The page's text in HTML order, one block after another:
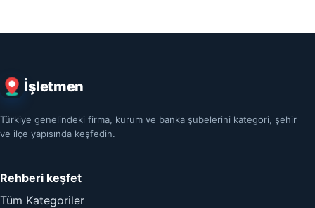
İşletmen
Türkiye genelindeki firma, kurum ve banka şubelerini kategori, şehir
ve ilçe yapısında keşfedin.
Rehberi keşfet
Tüm Kategoriler